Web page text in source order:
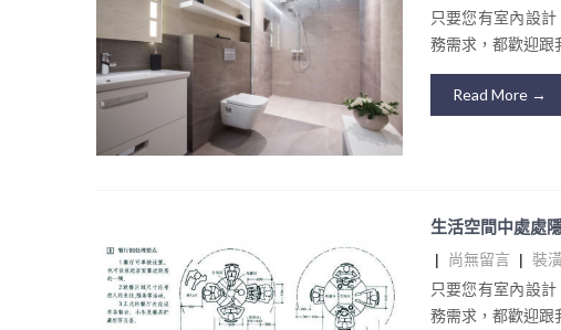
只要您有室內設
務需求，都歡迎跟
Read More →
生活空間中處處
| 尚無留言 | 裝
只要您有室內設
務需求，都歡迎跟